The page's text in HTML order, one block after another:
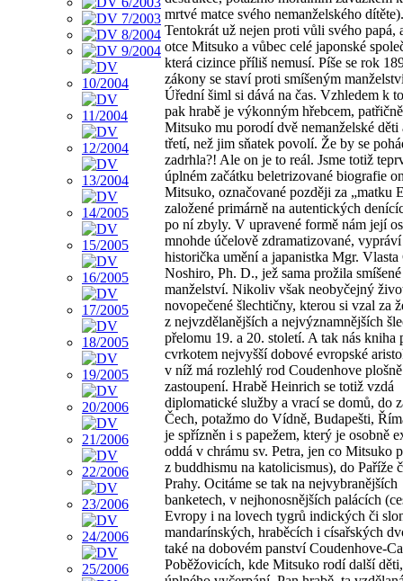
mrtvé matce svého nemanželského dítěte).
Tentokrát už nejen proti vůli svého papá,
otce Mitsuko a vůbec celé japonské
která cizince příliš nemusí. Píše se rok
zákony se staví proti smíšeným
Úřední šiml si dává na čas. Vzhledem k
pak hrabě je výkonným hřebcem,
Mitsuko mu porodí dvě nemanželské děti
třetí, než jim sňatek povolí. Že by se
zadrhla?! Ale on je to reál. Jsme totiž
úplném začátku beletrizované biografie
Mitsuko, označované později za „matku
založené primárně na autentických
po ní zbyly. V upravené formě nám její
mnohde účelově zdramatizované,
historička umění a japanistka Mgr.
Noshiro, Ph. D., jež sama prožila
manželství. Nikoliv však neobyčejný
novopečené šlechtičny, kterou si vzal za
z nejvzdělanějších a nejvýznamnějších
přelomu 19. a 20. století. A tak nás kniha
cvrkotem nejvyšší dobové evropské
v níž má rozlehlý rod Coudenhove
zastoupení. Hrabě Heinrich se totiž vzdá
diplomatické služby a vrací se domů, do
Čech, potažmo do Vídně, Budapešti,
je spřízněn i s papežem, který je osobně
oddá v chrámu sv. Petra, jen co Mitsuko
z buddhismu na katolicismus), do Paříže
Prahy. Ocitáme se tak na nejvybranějších
banketech, v nejhonosnějších palácích
Evropy i na lovech tygrů indických či
mandarínských, hraběcích i císařských
také na dobovém panství Coudenhove-
Poběžovicích, kde Mitsuko rodí další